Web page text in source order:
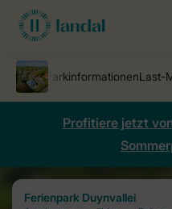
Profitiere jetzt
Ferienparks Ferienpark